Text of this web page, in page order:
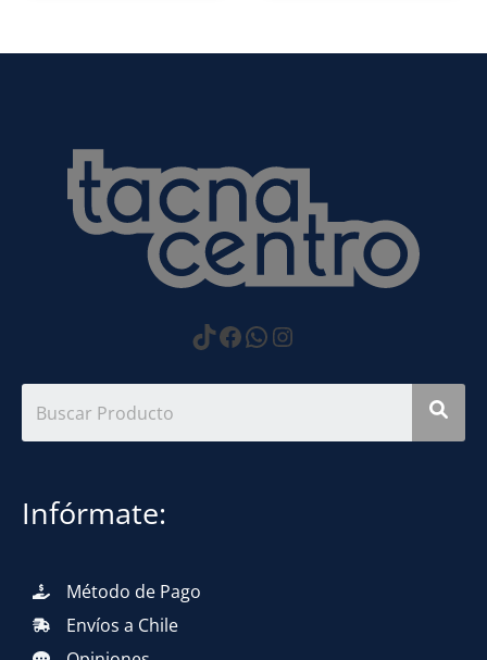
https://
Facebook
WhatsApp
Instagram
Infórmate:
Método de Pago
Envíos a Chile